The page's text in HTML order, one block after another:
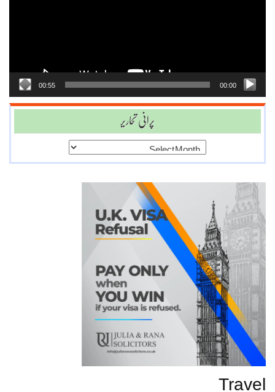
00:00
00:55
پرانی تحاریر
Travel